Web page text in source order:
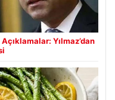
Yılmaz’dan